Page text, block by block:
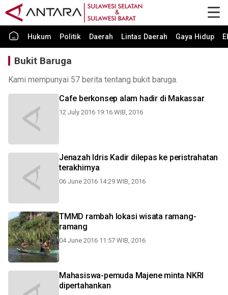
Hukum Politik Daerah Lintas Daerah Gaya Hidup
Bukit Baruga
Kami mempunyai 57 berita tentang bukit baruga.
Cafe berkonsep alam hadir di Makassar
12 July 2016 19:16 WIB, 2016
Jenazah Idris Kadir dilepas ke peristrahatan
terakhirnya
06 June 2016 14:29 WIB, 2016
TMMD rambah lokasi wisata ramang-
ramang
04 June 2016 11:57 WIB, 2016
Mahasiswa-pemuda Majene minta NKRI
dipertahankan